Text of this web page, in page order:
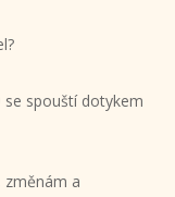
se spouští dotykem
změnám a